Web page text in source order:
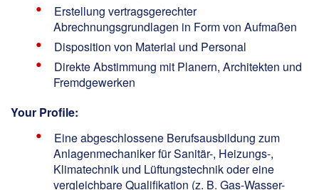
Erstellung vertragsgerechter
Abrechnungsgrundlagen in Form von Aufmaßen
Disposition von Material und Personal
Direkte Abstimmung mit Planern, Architekten und
Fremdgewerken
Your Profile:
Eine abgeschlossene Berufsausbildung zum
Anlagenmechaniker für Sanitär-, Heizungs-,
Klimatechnik und Lüftungstechnik oder eine
vergleichbare Qualifikation (z. B. Gas-Wasser-